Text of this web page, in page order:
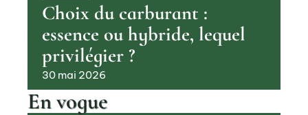
Choix du carburant :
essence ou hybride, lequel
privilégier ?
30 mai 2026
En vogue